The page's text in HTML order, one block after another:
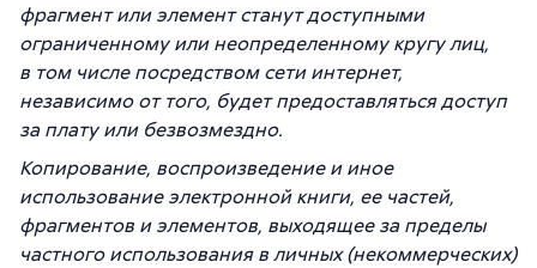
фрагмент или элемент станут доступными
ограниченному или неопределенному кругу лиц,
в том числе посредством сети интернет,
независимо от того, будет предоставляться доступ
за плату или безвозмездно.
Копирование, воспроизведение и иное
использование электронной книги, ее частей,
фрагментов и элементов, выходящее за пределы
частного использования в личных (некоммерческих)